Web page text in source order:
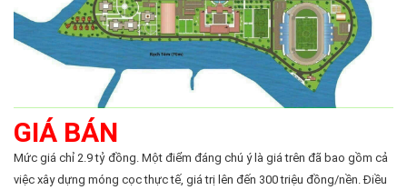
GIÁ BÁN
Mức giá chỉ 2.9 tỷ đồng. Một điểm đáng chú ý là giá trên đã bao gồm cả
việc xây dựng móng cọc thực tế, giá trị lên đến 300 triệu đồng/nền. Điều